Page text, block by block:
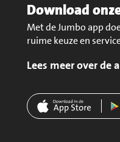
Download
Met de Jumbo app
ruime keuze en
Lees meer over de